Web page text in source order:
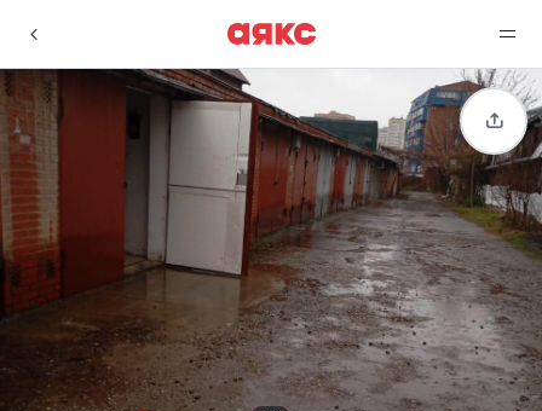
г. Краснодар
Избранное
0 объявлений
Сравнение
0 объявлений
Недвижимость Услуги